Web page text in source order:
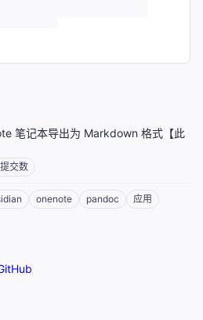
笔记本导出为 Markdown 格式【此
提交数
onenote pandoc
应用